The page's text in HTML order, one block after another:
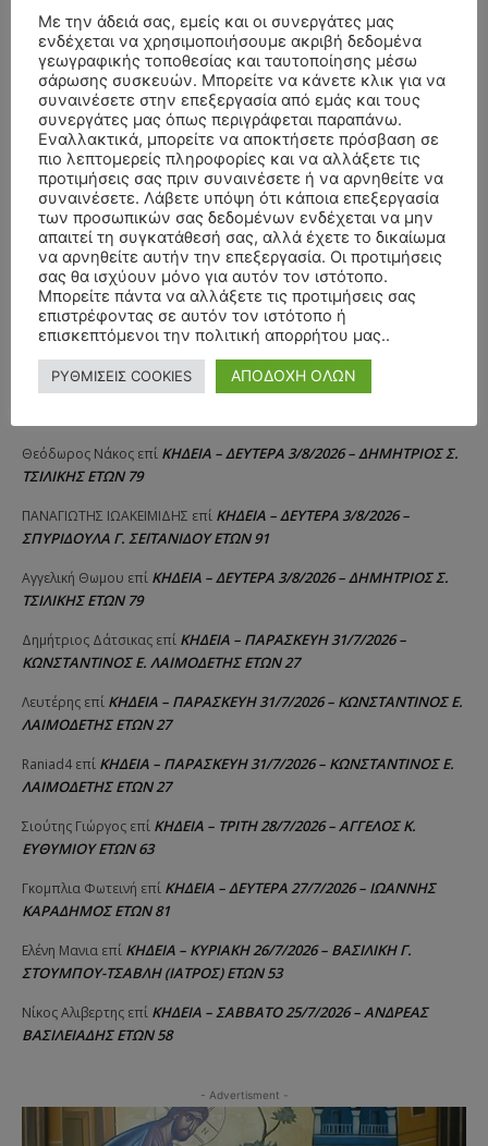
ΣΥΛΛΥΠΗΤΗΡΙΑ ΜΗΝΥΜΑΤΑ
Αλέξανδρος ΣέρβοςεπίΚΗΔΕΙΑ – ΣΑΒΒΑΤΟ 25/7/2026 –
ΧΡΙΣΤΙΝΑεπίΚΗΔΕΙΑ – ΤΡΙΤΗ 4/8/2026 – ΧΡΗΣΤΟΣ Α. ΠΑΛΙΟΥΡΑΣ
Θεόδωρος Νάκος επί ΚΗΔΕΙΑ – ΔΕΥΤΕΡΑ 3/8/2026 – ΔΗΜΗΤΡΙΟΣ Σ.
ΤΣΙΛΙΚΗΣ ΕΤΩΝ 79
ΠΑΝΑΓΙΩΤΗΣ IΩΑΚΕΙΜΙΔΗΣ επί ΚΗΔΕΙΑ – ΔΕΥΤΕΡΑ 3/8/2026 –
ΣΠΥΡΙΔΟΥΛΑ Γ. ΣΕΪΤΑΝΙΔΟΥ ΕΤΩΝ 91
Αγγελική Θωμου επί ΚΗΔΕΙΑ – ΔΕΥΤΕΡΑ 3/8/2026 – ΔΗΜΗΤΡΙΟΣ Σ.
ΤΣΙΛΙΚΗΣ ΕΤΩΝ 79
Δημήτριος Δάτσικας επί ΚΗΔΕΙΑ – ΠΑΡΑΣΚΕΥΗ 31/7/2026 –
ΚΩΝΣΤΑΝΤΙΝΟΣ Ε. ΛΑΙΜΟΔΕΤΗΣ ΕΤΩΝ 27
Λευτέρης επί ΚΗΔΕΙΑ – ΠΑΡΑΣΚΕΥΗ 31/7/2026 – ΚΩΝΣΤΑΝΤΙΝΟΣ Ε.
ΛΑΙΜΟΔΕΤΗΣ ΕΤΩΝ 27
Raniad4 επί ΚΗΔΕΙΑ – ΠΑΡΑΣΚΕΥΗ 31/7/2026 – ΚΩΝΣΤΑΝΤΙΝΟΣ Ε.
ΛΑΙΜΟΔΕΤΗΣ ΕΤΩΝ 27
Σιούτης Γιώργος επί ΚΗΔΕΙΑ – ΤΡΙΤΗ 28/7/2026 – ΑΓΓΕΛΟΣ Κ.
ΕΥΘΥΜΙΟΥ ΕΤΩΝ 63
Γκομπλια Φωτεινή επί ΚΗΔΕΙΑ – ΔΕΥΤΕΡΑ 27/7/2026 – ΙΩΑΝΝΗΣ
ΚΑΡΑΔΗΜΟΣ ΕΤΩΝ 81
Ελένη Μανια επί ΚΗΔΕΙΑ – ΚΥΡΙΑΚΗ 26/7/2026 – ΒΑΣΙΛΙΚΗ Γ.
ΣΤΟΥΜΠΟΥ-ΤΣΑΒΛΗ (ΙΑΤΡΟΣ) ΕΤΩΝ 53
Νίκος Αλιβερτης επί ΚΗΔΕΙΑ – ΣΑΒΒΑΤΟ 25/7/2026 – ΑΝΔΡΕΑΣ
ΒΑΣΙΛΕΙΑΔΗΣ ΕΤΩΝ 58
- Advertisment -
Με την άδειά σας, εμείς και οι συνεργάτες μας
ενδέχεται να χρησιμοποιήσουμε ακριβή δεδομένα
γεωγραφικής τοποθεσίας και ταυτοποίησης μέσω
σάρωσης συσκευών. Μπορείτε να κάνετε κλικ για να
συναινέσετε στην επεξεργασία από εμάς και τους
συνεργάτες μας όπως περιγράφεται παραπάνω.
Εναλλακτικά, μπορείτε να αποκτήσετε πρόσβαση σε
πιο λεπτομερείς πληροφορίες και να αλλάξετε τις
προτιμήσεις σας πριν συναινέσετε ή να αρνηθείτε να
συναινέσετε. Λάβετε υπόψη ότι κάποια επεξεργασία
των προσωπικών σας δεδομένων ενδέχεται να μην
απαιτεί τη συγκατάθεσή σας, αλλά έχετε το δικαίωμα
να αρνηθείτε αυτήν την επεξεργασία. Οι προτιμήσεις
σας θα ισχύουν μόνο για αυτόν τον ιστότοπο.
Μπορείτε πάντα να αλλάξετε τις προτιμήσεις σας
επιστρέφοντας σε αυτόν τον ιστότοπο ή
επισκεπτόμενοι την πολιτική απορρήτου μας..
ΡΥΘΜΙΣΕΙΣ COOKIES ΑΠΟΔΟΧΗ ΟΛΩΝ